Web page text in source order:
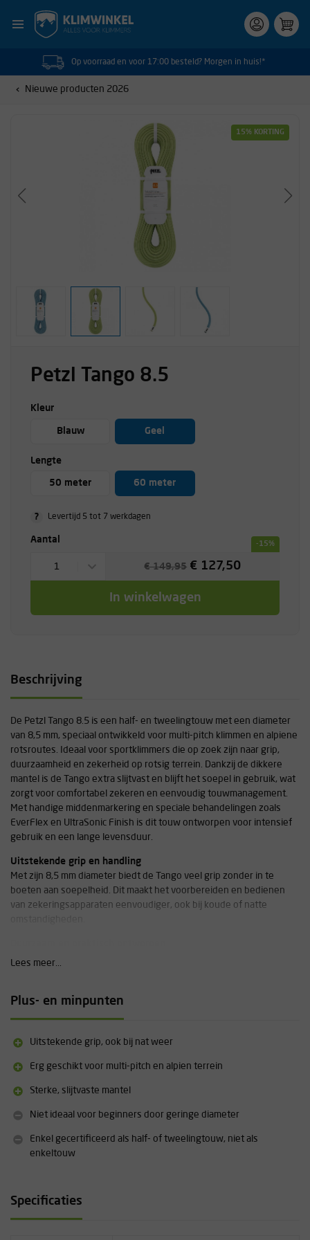
Op voorraad en voor 17:00 besteld? Morgen in huis!*
Nieuwe producten 2026
15% KORTING
Petzl Tango 8.5
Kleur
Blauw Geel
Lengte
50 meter 60 meter
? Levertijd 5 tot 7 werkdagen
Aantal -15%
1 € 149,95 € 127,50
In winkelwagen
Beschrijving
De Petzl Tango 8.5 is een half- en tweelingtouw met een diameter
van 8,5 mm, speciaal ontwikkeld voor multi-pitch klimmen en alpiene
rotsroutes. Ideaal voor sportklimmers die op zoek zijn naar grip,
duurzaamheid en zekerheid op rotsig terrein. Dankzij de dikkere
mantel is de Tango extra slijtvast en blijft het soepel in gebruik, wat
zorgt voor comfortabel zekeren en eenvoudig touwmanagement.
Met handige middenmarkering en speciale behandelingen zoals
EverFlex en UltraSonic Finish is dit touw ontworpen voor intensief
gebruik en een lange levensduur.
Uitstekende grip en handling
Met zijn 8,5 mm diameter biedt de Tango veel grip zonder in te
boeten aan soepelheid. Dit maakt het voorbereiden en bedienen
van zekeringsapparaten eenvoudiger, ook bij koude of natte
De dikkere mantel en innovatieve UltraSonic Finish verlengen de
zonder krullen of knopen.
Materiaal: Nylon
ClimbReady Coil
Lees meer...
Plus- en minpunten
Uitstekende grip, ook bij nat weer
Erg geschikt voor multi-pitch en alpien terrein
Sterke, slijtvaste mantel
Niet ideaal voor beginners door geringe diameter
Enkel gecertificeerd als half- of tweelingtouw, niet als
enkeltouw
Specificaties